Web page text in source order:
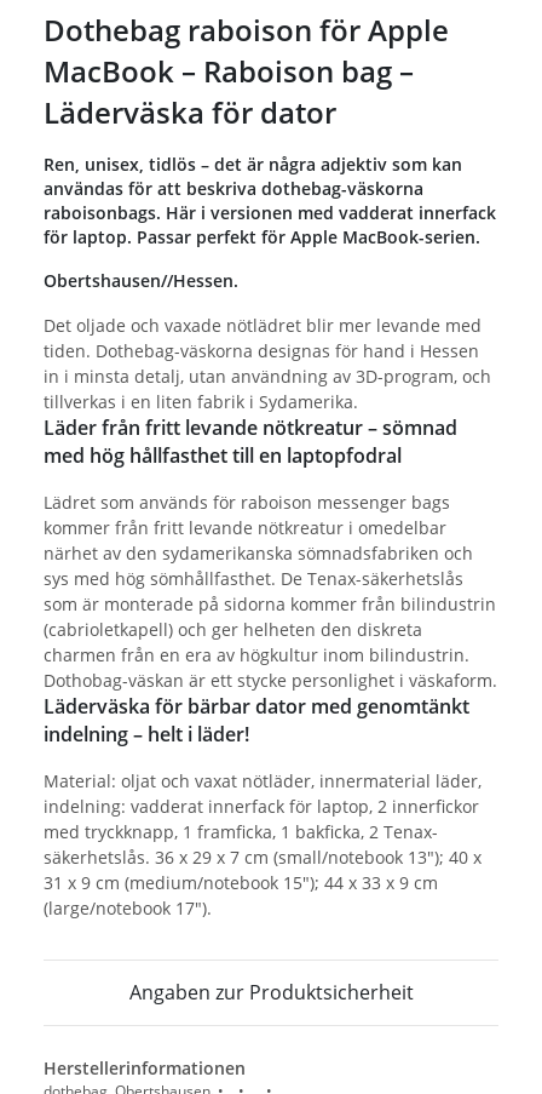
Dothebag raboison för Apple
MacBook – Raboison bag –
Läderväska för dator
Ren, unisex, tidlös – det är några adjektiv som kan
användas för att beskriva dothebag-väskorna
raboisonbags. Här i versionen med vadderat innerfack
för laptop. Passar perfekt för Apple MacBook-serien.
Obertshausen//Hessen.
Det oljade och vaxade nötlädret blir mer levande med
tiden. Dothebag-väskorna designas för hand i Hessen
in i minsta detalj, utan användning av 3D-program, och
tillverkas i en liten fabrik i Sydamerika.
Läder från fritt levande nötkreatur – sömnad
med hög hållfasthet till en laptopfodral
Lädret som används för raboison messenger bags
kommer från fritt levande nötkreatur i omedelbar
närhet av den sydamerikanska sömnadsfabriken och
sys med hög sömhållfasthet. De Tenax-säkerhetslås
som är monterade på sidorna kommer från bilindustrin
(cabrioletkapell) och ger helheten den diskreta
charmen från en era av högkultur inom bilindustrin.
Dothobag-väskan är ett stycke personlighet i väskaform.
Läderväska för bärbar dator med genomtänkt
indelning – helt i läder!
Material: oljat och vaxat nötläder, innermaterial läder,
indelning: vadderat innerfack för laptop, 2 innerfickor
med tryckknapp, 1 framficka, 1 bakficka, 2 Tenax-
säkerhetslås. 36 x 29 x 7 cm (small/notebook 13"); 40 x
31 x 9 cm (medium/notebook 15"); 44 x 33 x 9 cm
(large/notebook 17").
Angaben zur Produktsicherheit
Herstellerinformationen